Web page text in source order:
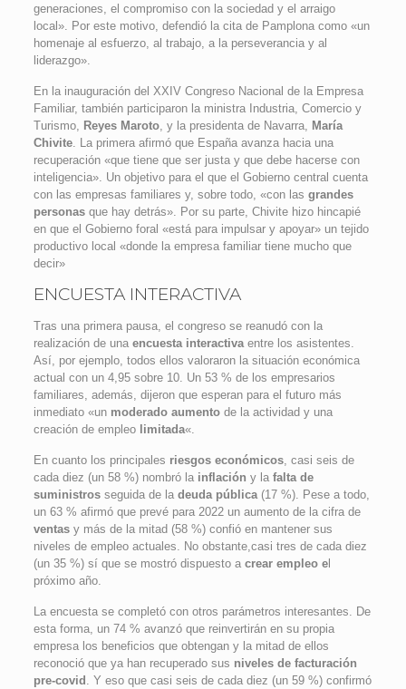
generaciones, el compromiso con la sociedad y el arraigo
local». Por este motivo, defendió la cita de Pamplona como «un
homenaje al esfuerzo, al trabajo, a la perseverancia y al
liderazgo».
En la inauguración del XXIV Congreso Nacional de la Empresa
Familiar, también participaron la ministra Industria, Comercio y
Turismo, Reyes Maroto, y la presidenta de Navarra, María
Chivite. La primera afirmó que España avanza hacia una
recuperación «que tiene que ser justa y que debe hacerse con
inteligencia». Un objetivo para el que el Gobierno central cuenta
con las empresas familiares y, sobre todo, «con las grandes
personasque hay detrás». Por su parte, Chivite hizo hincapié
en que el Gobierno foral «está para impulsar y apoyar» un tejido
productivo local «donde la empresa familiar tiene mucho que
decir»
ENCUESTA INTERACTIVA
Tras una primera pausa, el congreso se reanudó con la
realización de una encuesta interactivaentre los asistentes.
Así, por ejemplo, todos ellos valoraron la situación económica
actual con un 4,95 sobre 10. Un 53 % de los empresarios
familiares, además, dijeron que esperan para el futuro más
inmediato «un moderado aumentode la actividad y una
creación de empleolimitada«.
En cuanto los principales riesgos económicos, casi seis de
cada diez (un 58 %) nombró lainflación y la falta de
suministrosseguida de la deuda pública(17 %). Pese a todo,
un 63 % afirmó que prevé para 2022 un aumento de la cifra de
ventasy más de la mitad (58 %) confió en mantener sus
niveles de empleo actuales. No obstante,casi tres de cada diez
(un 35 %) sí que se mostró dispuesto a crear empleo el
próximo año.
La encuesta se completó con otros parámetros interesantes. De
esta forma, un 74 % avanzó que reinvertirán en su propia
empresa los beneficios que obtengan y la mitad de ellos
reconoció que ya han recuperado sus niveles de facturación
pre-covid . Y eso que casi seis de cada diez (un 59 %) confirmó